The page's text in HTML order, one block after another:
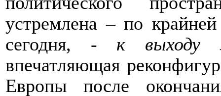
устремлена – по
сегодня, - к выходу
впечатляющая
Европы после